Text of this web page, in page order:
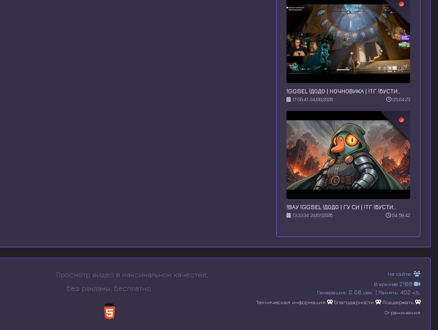
!GGSEL !ДОДО | НОЧНОВИКА | !ТГ !БУСТИ..
17:00:41 04/08/2026 05:04:23
!ВАУ !GGSEL !ДОДО | ГУ СИ | !ТГ !БУСТИ..
13:33:34 24/07/2026 04:58:42
Просмотр видео в максимальном качестве,
без рeкламы, бесплатно.
На сайте:
В архиве 2168
Генерация: 0.06 сек. | Память: 402 кб.
Техническая информация
Благодарности
Поддержать
Ограничения